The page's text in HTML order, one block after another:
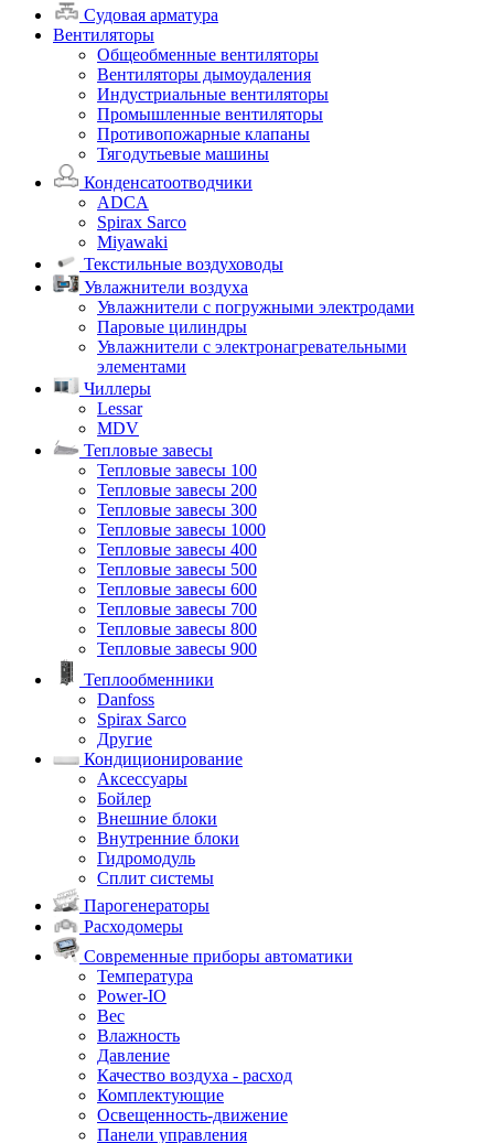
Судовая арматура
Вентиляторы
Общеобменные вентиляторы
Вентиляторы дымоудаления
Индустриальные вентиляторы
Промышленные вентиляторы
Противопожарные клапаны
Тягодутьевые машины
Конденсатоотводчики
ADCA
Spirax Sarco
Miyawaki
Текстильные воздуховоды
Увлажнители воздуха
Увлажнители с погружными электродами
Паровые цилиндры
Увлажнители с электронагревательными
элементами
Чиллеры
Lessar
MDV
Тепловые завесы
Тепловые завесы 100
Тепловые завесы 200
Тепловые завесы 300
Тепловые завесы 1000
Тепловые завесы 400
Тепловые завесы 500
Тепловые завесы 600
Тепловые завесы 700
Тепловые завесы 800
Тепловые завесы 900
Теплообменники
Danfoss
Spirax Sarco
Другие
Кондиционирование
Аксессуары
Бойлер
Внешние блоки
Внутренние блоки
Гидромодуль
Сплит системы
Парогенераторы
Расходомеры
Современные приборы автоматики
Температура
Power-IO
Вес
Влажность
Давление
Качество воздуха - расход
Комплектующие
Освещенность-движение
Панели управления